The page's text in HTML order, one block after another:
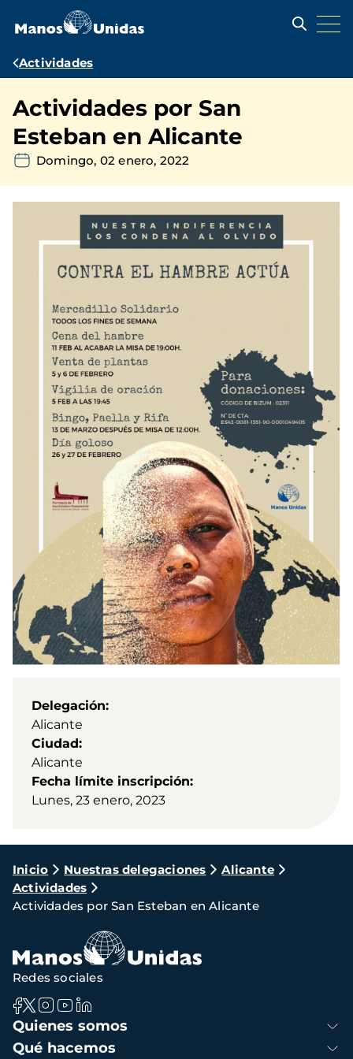
contenido
Ruta
navegación
Actividades
Actividades por San
Esteban en Alicante
Domingo, 02 enero, 2022
Delegación
Alicante
Ciudad
Alicante
Fecha límite inscripción
Lunes, 23 enero, 2023
Ruta
de
navegación
Inicio Nuestras delegaciones
Alicante
Actividades
Actividades por San Esteban en Alicante
Navegación
principal
Quienes somos
Qué hacemos
Redes sociales